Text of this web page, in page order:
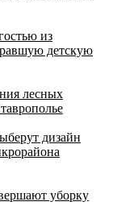
из
детскую
лесных
дизайн
уборку